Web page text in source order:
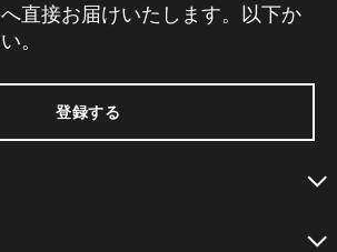
直接お届けいたします。以下か
。
登録する